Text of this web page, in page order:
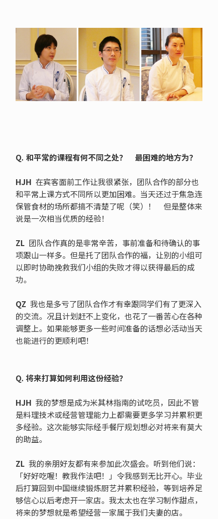
Q. 和平常的课程有何不同之处？ 最困难的地方为？
HJH 在宾客面前工作让我很紧张，团队合作的部分也
和平常上课方式不同所以更加困难。当天还过于焦急连
保管食材的场所都搞不清楚了呢（笑）！ 但是整体来
说是一次相当优质的经验！
ZL 团队合作真的是非常辛苦，事前准备和待确认的事
项跟山一样多。但是托了团队合作的福，让别的小组可
以即时协助挽救我们小组的失败才得以获得最后的成
功。
QZ 我也是多亏了团队合作才有幸跟同学们有了更深入
的交流。况且计划赶不上变化，也花了一番苦心在各种
调整上。如果能够更多一些时间准备的话想必活动当天
也能进行的更顺利吧！
Q. 将来打算如何利用这份经验？
HJH 我的梦想是成为米其林指南的试吃员，因此不管
是料理技术或经营管理能力上都需要更多学习并累积更
多经验。这次能够实际经手餐厅规划想必对将来有莫大
的助益。
ZL 我的亲朋好友都有来参加此次盛会。听到他们说：
「好好吃喔！教我作法吧！」令我感到无比开心。毕业
后打算回到中国继续锻炼厨艺并累积经验，等到培养足
够信心以后考虑开一家店。我太太也在学习制作甜点，
将来的梦想就是希望经营一家属于我们夫妻的店。